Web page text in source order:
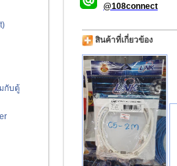
กับตู้
@108connect
สินค้าที่เกี่ยวข้อง